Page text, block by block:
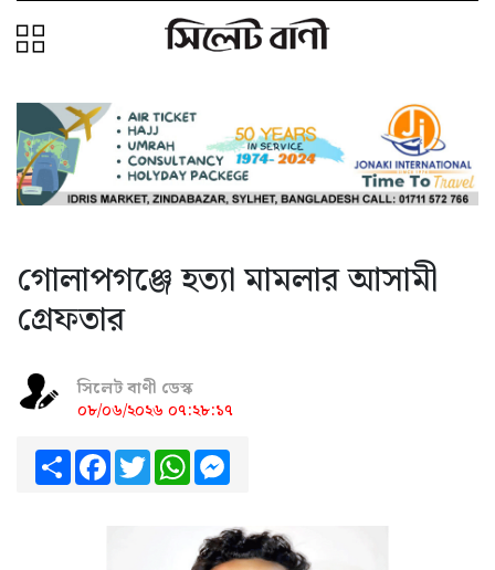
গোলাপগঞ্জে হত্যা মামলার আসামী
গ্রেফতার
সিলেট বাণী ডেস্ক
০৮/০৬/২০২৬ ০৭:২৮:১৭
ShareFacebook
TwitterWhatsApp